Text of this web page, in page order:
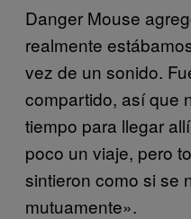
Danger Mouse
realmente
vez de un sonido.
compartido, así que
tiempo para llegar
poco un viaje, pero
sintieron como si se
mutuamente».